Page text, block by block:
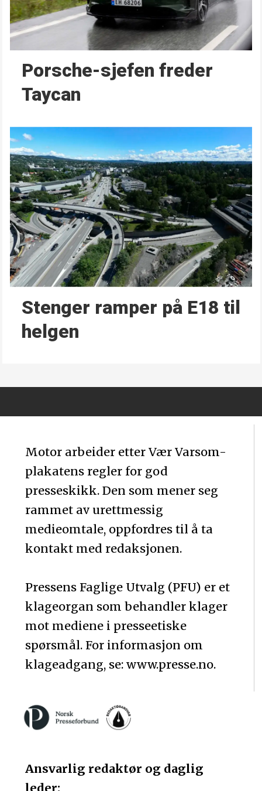
Porsche-sjefen freder
Taycan
Stenger ramper på E18 til
helgen
Motor arbeider etter Vær Varsom-
plakatens regler for god
presseskikk. Den som mener seg
rammet av urettmessig
medieomtale, oppfordres til å ta
kontakt med redaksjonen.
Pressens Faglige Utvalg (PFU) er et
klageorgan som behandler klager
mot mediene i presseetiske
spørsmål. For informasjon om
klageadgang, se: www.presse.no.
Ansvarlig redaktør og daglig
leder: